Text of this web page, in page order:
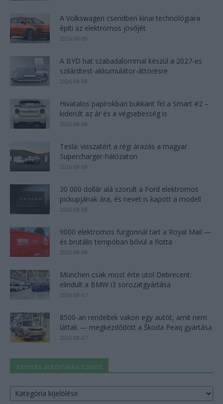
A Volkswagen csendben kínai technológiára
építi az elektromos jövőjét
2026-08-09
A BYD hat szabadalommal készül a 2027-es
szilárdtest-akkumulátor-áttörésre
2026-08-08
Hivatalos papírokban bukkant fel a Smart #2 –
kiderült az ár és a végsebesség is
2026-08-08
Tesla: visszatért a régi árazás a magyar
Supercharger-hálózaton
2026-08-08
30 000 dollár alá szorult a Ford elektromos
pickupjának ára, és nevet is kapott a modell
2026-08-08
9000 elektromos furgonnál tart a Royal Mail —
és brutális tempóban bővül a flotta
2026-08-08
München csak most érte utol Debrecent:
elindult a BMW i3 sorozatgyártása
2026-08-07
8500-an rendeltek vakon egy autót, amit nem
láttak — megkezdődött a Škoda Peaq gyártása
2026-08-07
Keresés autómárka szerint
Keresés
autómárka